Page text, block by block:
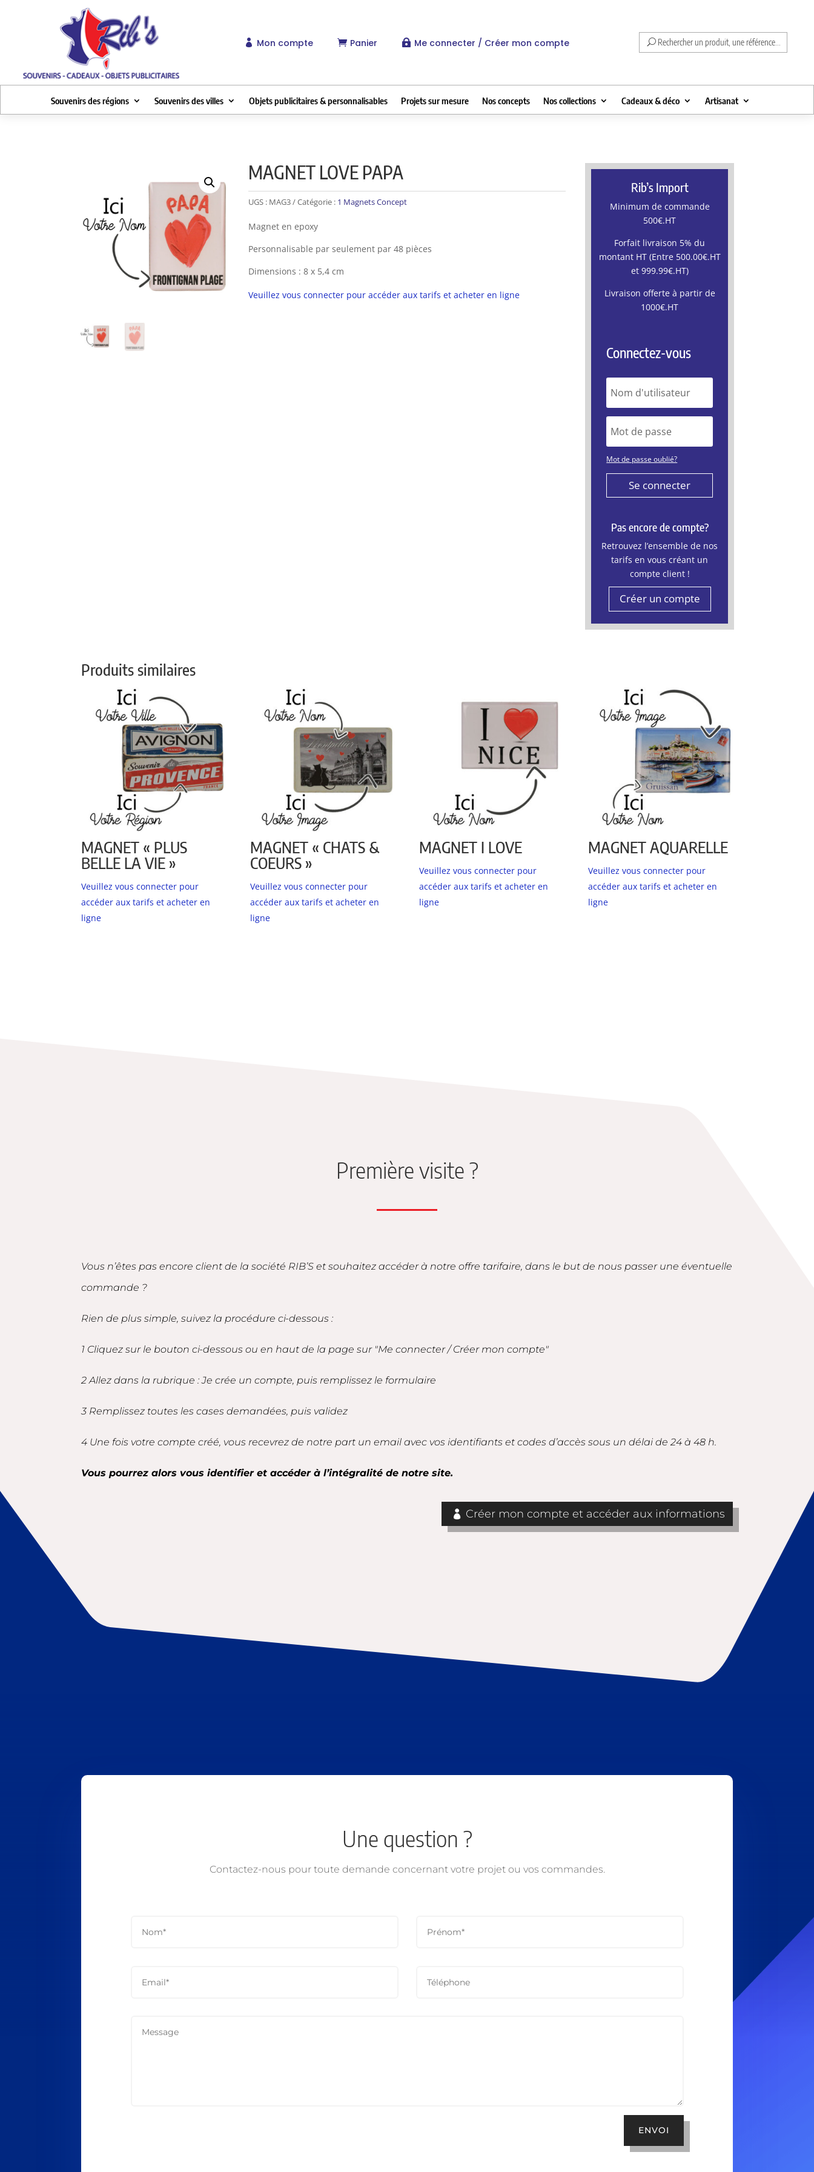
 Mon compte  Panier  Me connecter / Créer mon compte Rechercher un produit, une référence...
Souvenirs des régions Souvenirs des villes Objets publicitaires & personnalisables Projets sur mesure Nos concepts Nos collections Cadeaux & déco Artisanat
MAGNET LOVE PAPA
UGS : MAG3 Catégorie : 1 Magnets Concept
Magnet en epoxy
Personnalisable par seulement par 48 pièces
Dimensions : 8 x 5,4 cm
Veuillez vous connecter pour accéder aux tarifs et acheter en ligne
Rib’s Import
Minimum de commande
500€.HT
Forfait livraison 5% du
montant HT (Entre 500.00€.HT
et 999.99€.HT)
Livraison offerte à partir de
1000€.HT
Connectez-vous
Mot de passe oublié?
Se connecter
Pas encore de compte?
Retrouvez l’ensemble de nos
tarifs en vous créant un
compte client !
Créer un compte
Produits similaires
MAGNET « PLUS
BELLE LA VIE »
Veuillez vous connecter pour
accéder aux tarifs et acheter en
ligne
MAGNET « CHATS &
COEURS »
Veuillez vous connecter pour
accéder aux tarifs et acheter en
ligne
MAGNET I LOVE
Veuillez vous connecter pour
accéder aux tarifs et acheter en
ligne
MAGNET AQUARELLE
Veuillez vous connecter pour
accéder aux tarifs et acheter en
ligne
Première visite ?
Vous n’êtes pas encore client de la société RIB’S et souhaitez accéder à notre offre tarifaire, dans le but de nous passer une éventuelle
commande ?
Rien de plus simple, suivez la procédure ci-dessous :
1 Cliquez sur le bouton ci-dessous ou en haut de la page sur "Me connecter / Créer mon compte"
2 Allez dans la rubrique : Je crée un compte, puis remplissez le formulaire
3 Remplissez toutes les cases demandées, puis validez
4 Une fois votre compte créé, vous recevrez de notre part un email avec vos identifiants et codes d’accès sous un délai de 24 à 48 h.
Vous pourrez alors vous identifier et accéder à l’intégralité de notre site.
Créer mon compte et accéder aux informations
Une question ?
Contactez-nous pour toute demande concernant votre projet ou vos commandes.
ENVOI